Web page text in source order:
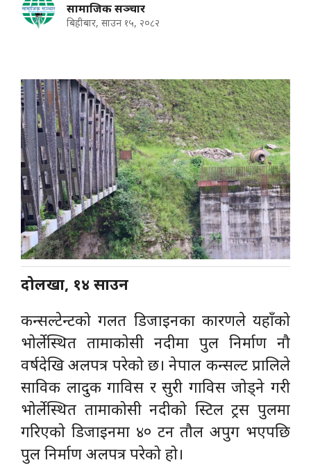
सामाजिक सञ्चार
बिहीबार, साउन १५, २०८२
दोलखा, १४ साउन
कन्सल्टेन्टको गलत डिजाइनका कारणले यहाँको
भोर्लेस्थित तामाकोसी नदीमा पुल निर्माण नौ
वर्षदेखि अलपत्र परेको छ। नेपाल कन्सल्ट प्रालिले
साविक लादुक गाविस र सुरी गाविस जोड्ने गरी
भोर्लेस्थित तामाकोसी नदीको स्टिल ट्रस पुलमा
गरिएको डिजाइनमा ४० टन तौल अपुग भएपछि
पुल निर्माण अलपत्र परेको हो।